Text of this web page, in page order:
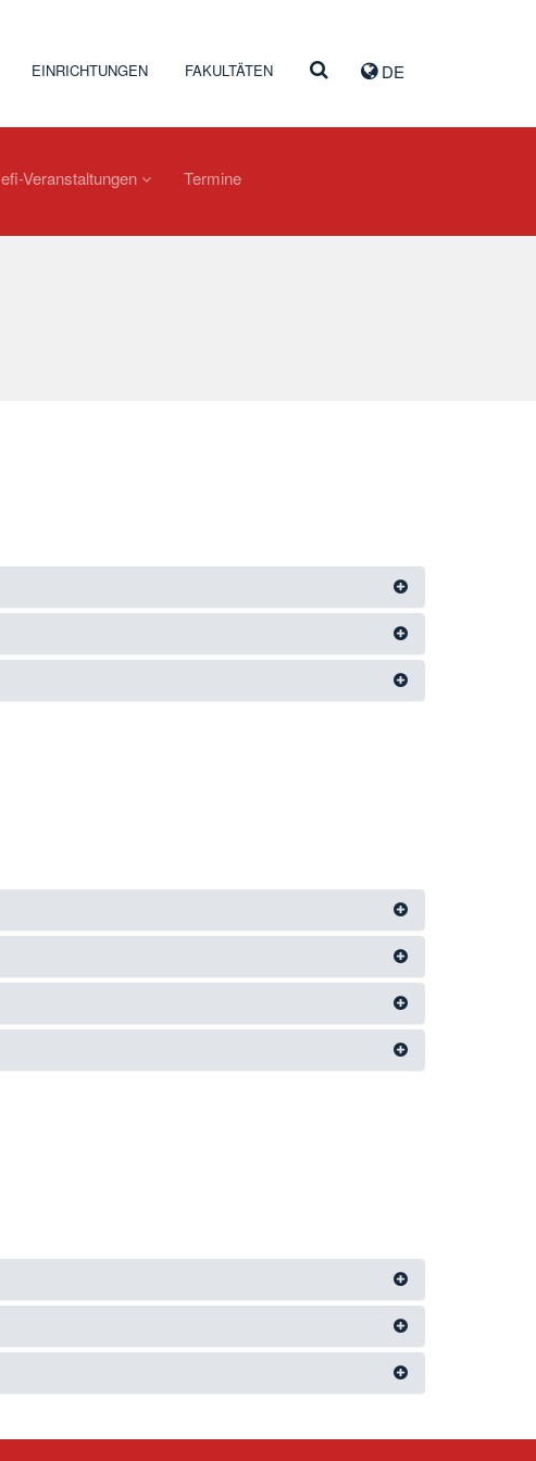
DE
EINRICHTUNGEN FAKULTÄTEN
efi-Veranstaltungen
Termine